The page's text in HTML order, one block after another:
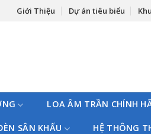
Giới Thiệu Dự án tiêu biểu
LOA ÂM TRẦN CHÍNH
SÂN KHẤU HỆ THÔNG